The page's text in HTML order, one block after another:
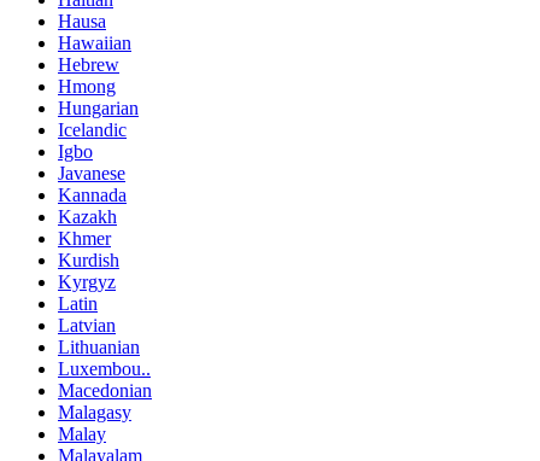
Hausa
Hawaiian
Hebrew
Hmong
Hungarian
Icelandic
Igbo
Javanese
Kannada
Kazakh
Khmer
Kurdish
Kyrgyz
Latin
Latvian
Lithuanian
Luxembou..
Macedonian
Malagasy
Malay
Malayalam